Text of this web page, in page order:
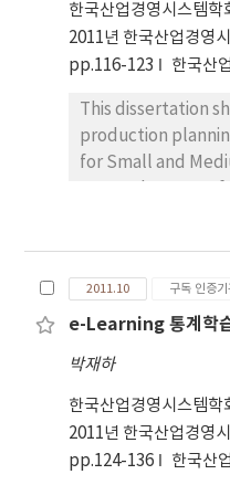
line are applied.
analysis via video
consultant
process,
collected data to
each process.
derive and select
that measures
based on derived
application via
consultants and
measures to real
an environment of
an effect of
rather than a
with trust and
한국산업경영시스템학
2011년 한국산업경영
pp.116-123
한국산
This dissertation
production
for Small and
production
managed by hand
established by
circumstances,
be change
hard to meet On
Capable to
2011.10 구독 인증
e-Learning 통계학
박재하
한국산업경영시스템학
2011년 한국산업경영
pp.124-136
한국산